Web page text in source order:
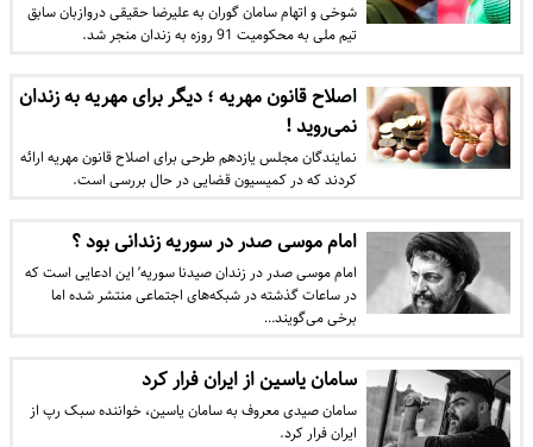
شوخی و اتهام سامان گوران به علیرضا حقیقی دروازبان سابق
تیم ملی به محکومیت 91 روزه به زندان منجر شد.
اصلاح قانون مهریه ؛ دیگر برای مهریه به زندان
نمی‌روید !
نمایندگان مجلس یازدهم طرحی برای اصلاح قانون مهریه ارائه
کردند که در کمیسیون قضایی در حال بررسی است.
امام موسی صدر در سوریه زندانی بود ؟
امام موسی صدر در زندان صیدنا سوریه’ این ادعایی است که
در ساعات گذشته در شبکه‌های اجتماعی منتشر شده اما
برخی می‌گویند…
سامان یاسین از ایران فرار کرد
سامان صیدی معروف به سامان یاسین، خواننده سبک رپ از
ایران فرار کرد.